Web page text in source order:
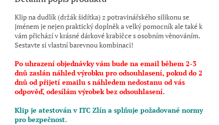
Klip na dudlík (držák šidítka) z potravinářského silikonu se
jménem je nejen praktický doplněk a velký pomocník ale také k
vám přichází v krásné dárkové krabičce s osobním věnováním.
Sestavte si vlastní barevnou kombinaci!
Po uhrazení objednávky vám bude na email během 2-3
dnů zaslán náhled výrobku pro odsouhlasení, pokud do 2
dnů od přijetí emailu s náhledem nedostanu od vás
odpověď, odesílám výrobek bez odsouhlasení.
Klip je atestován v ITC Zlín a splňuje požadované normy
pro bezpečnost.